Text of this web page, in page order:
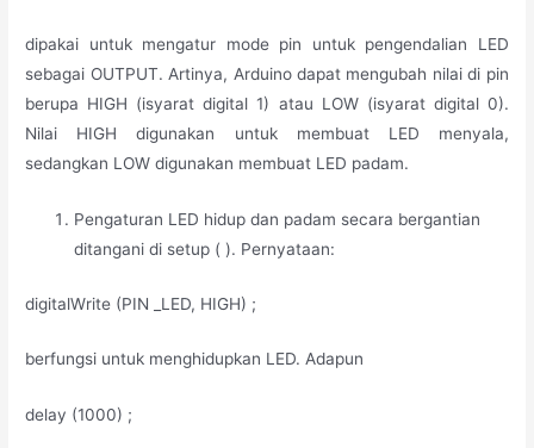
dipakai untuk mengatur mode pin untuk pengendalian LED
sebagai OUTPUT. Artinya, Arduino dapat mengubah nilai di pin
berupa HIGH (isyarat digital 1) atau LOW (isyarat digital 0).
Nilai HIGH digunakan untuk membuat LED menyala,
sedangkan LOW digunakan membuat LED padam.
Pengaturan LED hidup dan padam secara bergantian
ditangani di setup ( ). Pernyataan:
digitalWrite (PIN _LED, HIGH) ;
berfungsi untuk menghidupkan LED. Adapun
delay (1000) ;